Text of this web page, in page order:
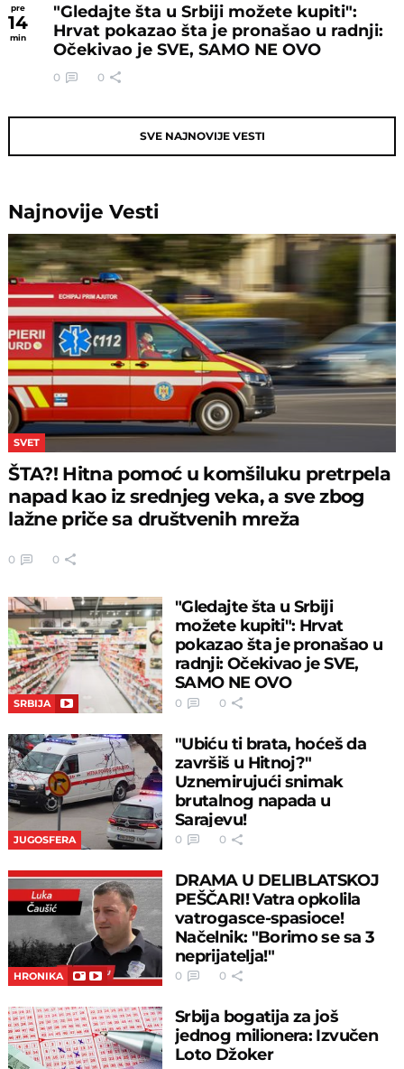
pre
14
min
"Gledajte šta u Srbiji možete kupiti":
Hrvat pokazao šta je pronašao u radnji:
Očekivao je SVE, SAMO NE OVO
0 0
SVE NAJNOVIJE VESTI
NajnovijeVesti
SVET
ŠTA?! Hitna pomoć u komšiluku pretrpela
napad kao iz srednjeg veka, a sve zbog
lažne priče sa društvenih mreža
0 0
SRBIJA
"Gledajte šta u Srbiji
možete kupiti": Hrvat
pokazao šta je pronašao u
radnji: Očekivao je SVE,
SAMO NE OVO
0 0
JUGOSFERA
"Ubiću ti brata, hoćeš da
završiš u Hitnoj?"
Uznemirujući snimak
brutalnog napada u
Sarajevu!
0 0
HRONIKA
DRAMA U DELIBLATSKOJ
PEŠČARI! Vatra opkolila
vatrogasce-spasioce!
Načelnik: "Borimo se sa 3
neprijatelja!"
0 0
Srbija bogatija za još
jednog milionera: Izvučen
Loto Džoker